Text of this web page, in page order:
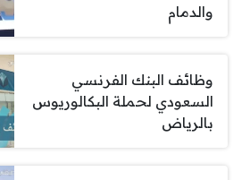
والدمام
وظائف البنك الفرنسي
السعودي لحملة البكالوريوس
بالرياض